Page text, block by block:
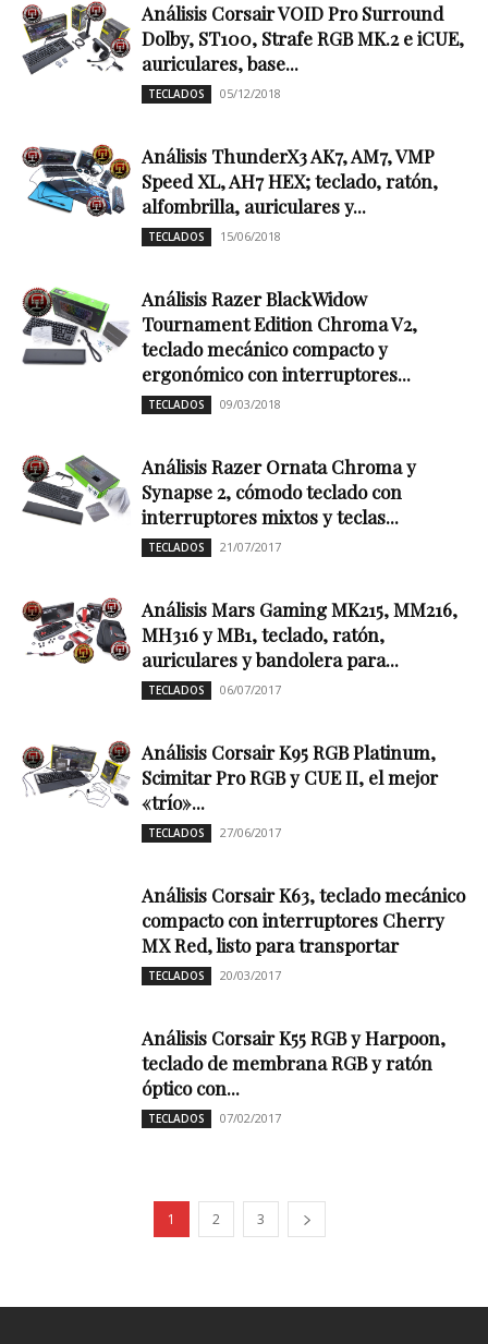
Análisis Corsair VOID Pro Surround
Dolby, ST100, Strafe RGB MK.2 e iCUE,
auriculares, base...
TECLADOS 05/12/2018
Análisis ThunderX3 AK7, AM7, VMP
Speed XL, AH7 HEX; teclado, ratón,
alfombrilla, auriculares y...
TECLADOS 15/06/2018
Análisis Razer BlackWidow
Tournament Edition Chroma V2,
teclado mecánico compacto y
ergonómico con interruptores...
TECLADOS 09/03/2018
Análisis Razer Ornata Chroma y
Synapse 2, cómodo teclado con
interruptores mixtos y teclas...
TECLADOS 21/07/2017
Análisis Mars Gaming MK215, MM216,
MH316 y MB1, teclado, ratón,
auriculares y bandolera para...
TECLADOS 06/07/2017
Análisis Corsair K95 RGB Platinum,
Scimitar Pro RGB y CUE II, el mejor
«trío»...
TECLADOS 27/06/2017
Análisis Corsair K63, teclado mecánico
compacto con interruptores Cherry
MX Red, listo para transportar
TECLADOS 20/03/2017
Análisis Corsair K55 RGB y Harpoon,
teclado de membrana RGB y ratón
óptico con...
TECLADOS 07/02/2017
1 2 3